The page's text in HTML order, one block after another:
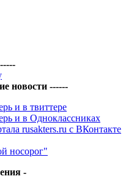
новости ------
и в твиттере
и в Одноклассниках
rusakters.ru с ВКонтакте
носорог"
-